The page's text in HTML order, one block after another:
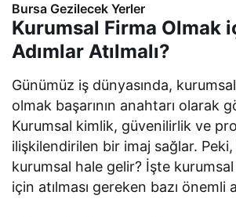
Bursa Gezilecek Yerler
Kurumsal Firma Olmak
Adımlar Atılmalı?
Günümüz iş dünyasında,
olmak başarının anahtarı olarak
Kurumsal kimlik, güvenilirlik ve
ilişkilendirilen bir imaj sağlar. Peki,
kurumsal hale gelir? İşte
için atılması gereken bazı önemli